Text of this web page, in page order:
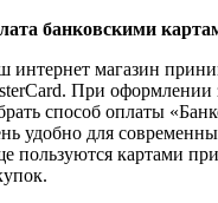
банковскими
интернет магазин
При оформлении
способ оплаты
удобно для
пользуются картами